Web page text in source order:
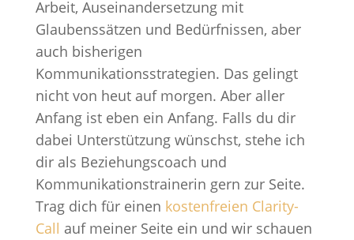
Arbeit, Auseinandersetzung mit
Glaubenssätzen und Bedürfnissen, aber
auch bisherigen
Kommunikationsstrategien. Das gelingt
nicht von heut auf morgen. Aber aller
Anfang ist eben ein Anfang. Falls du dir
dabei Unterstützung wünschst, stehe ich
dir als Beziehungscoach und
Kommunikationstrainerin gern zur Seite.
Trag dich für einen kostenfreien Clarity-
Call auf meiner Seite ein und wir schauen